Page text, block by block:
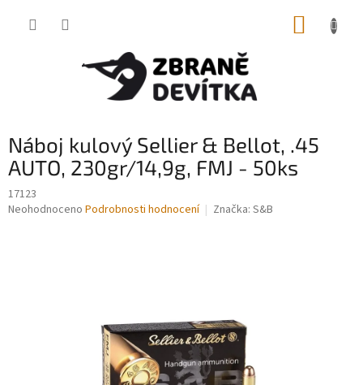
Náboj kulový Sellier & Bellot, .45
AUTO, 230gr/14,9g, FMJ - 50ks
17123
Průměrné
Neohodnoceno Podrobnosti hodnocení Značka: S&B